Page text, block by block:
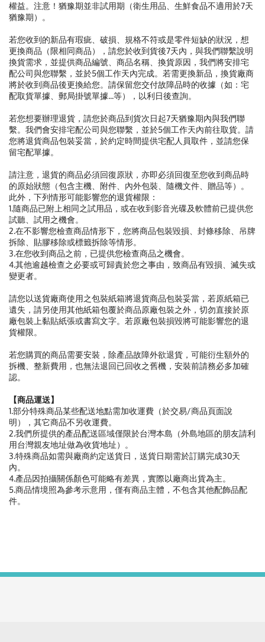
權益。注意！猶豫期並非試用期（衛生用品、生鮮食品不適用於7天
猶豫期）。
若您收到的新品有瑕疵、破損、規格不符或是零件短缺的狀況，想
更換商品（限相同商品），請您於收到貨後7天內，與我們聯繫說明
換貨需求，並提供商品編號、商品名稱、換貨原因，我們將安排宅
配公司與您聯繫，並於5個工作天內完成。若需更換新品，換貨廠商
將於收到商品後更換給您。請保留您交付故障品時的收據（如：宅
配取貨單據、郵局掛號單據...等），以利日後查詢。
若您想要辦理退貨，請您於商品到貨次日起7天猶豫期內與我們聯
繫。我們會安排宅配公司與您聯繫，並於5個工作天內前往取貨。請
您將退貨商品包裝妥當，於約定時間提供宅配人員取件，並請您保
留宅配單據。
請注意，退貨的商品必須回復原狀，亦即必須回復至您收到商品時
的原始狀態（包含主機、附件、內外包裝、隨機文件、贈品等）。
此外，下列情形可能影響您的退貨權限：
1.隨商品已附上相同之試用品，或在收到影音光碟及軟體前已提供您
試聽、試用之機會。
2.在不影響您檢查商品情形下，您將商品包裝毀損、封條移除、吊牌
拆除、貼膠移除或標籤拆除等情形。
3.在您收到商品之前，已提供您檢查商品之機會。
4.其他逾越檢查之必要或可歸責於您之事由，致商品有毀損、滅失或
變更者。
請您以送貨廠商使用之包裝紙箱將退貨商品包裝妥當，若原紙箱已
遺失，請另使用其他紙箱包覆於商品原廠包裝之外，切勿直接於原
廠包裝上黏貼紙張或書寫文字。若原廠包裝損毀將可能影響您的退
貨權限。
若您購買的商品需要安裝，除產品故障外欲退貨，可能衍生額外的
拆機、整新費用，也無法退回已回收之舊機，安裝前請務必多加確
認。
【商品運送】
1.部分特殊商品某些配送地點需加收運費（於交易/商品頁面說
明），其它商品不另收運費。
2.我們所提供的產品配送區域僅限於台灣本島（外島地區的朋友請利
用台灣親友地址做為收貨地址）。
3.特殊商品如需與廠商約定送貨日，送貨日期需於訂購完成30天
內。
4.產品因拍攝關係顏色可能略有差異，實際以廠商出貨為主。
5.商品情境照為參考示意用，僅有商品主體，不包含其他配飾品配
件。